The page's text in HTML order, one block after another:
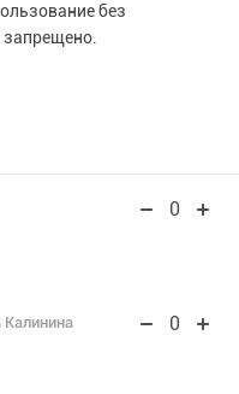
без
запрещено.
0
Калинина 0